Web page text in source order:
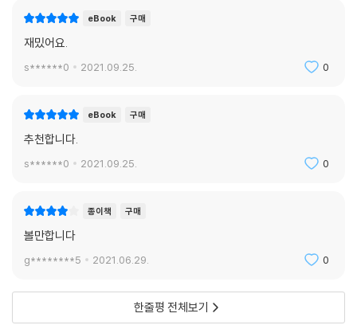
그 능력을 기준으로 무아교 안에서 계급이 갈리긴 하지만 그것은 구분 짓
하지만 이상적인 낙원을 꿈꿨던 무아교도 사람의 욕망과 세속적 가치에서
불의의 사고로 사라지고, 악한 의도로 무아교를 탐냈던 사람들이 학교를
입학할 권리를 살 수 있게 되었다. 무아교 내 계급 평가의 기준이 흔들리고
이기심과 생존욕이 선한 공동체 의식을 압도하게 되었다. 높은 계급이 낮
유토피아를 꿈꿨으나 한순간에 디스토피아가 되어 버린 무아교의 모습을
보며 현재 한국 사회의 현실, 고질적인 교육 문제, 윤리 의식을 잃고 비뚤어
진 행동을 서슴지 않는 일부 사람들을 자연스레 떠올리게 된다. 작가는 꼼
제 의식을 작품 속에 절묘하게 녹여 냈다. 선샤인의 죽음을 둘러싼 비밀을
추리해 나가는 과정에서 우리 아이들이 처해 있는 경쟁 일변도의 교육 현
eBook 구매
재밌어요.
s******0 2021.09.25. 0
eBook 구매
추천합니다.
s******0 2021.09.25. 0
종이책 구매
볼만합니다
g********5 2021.06.29. 0
한줄평 전체보기